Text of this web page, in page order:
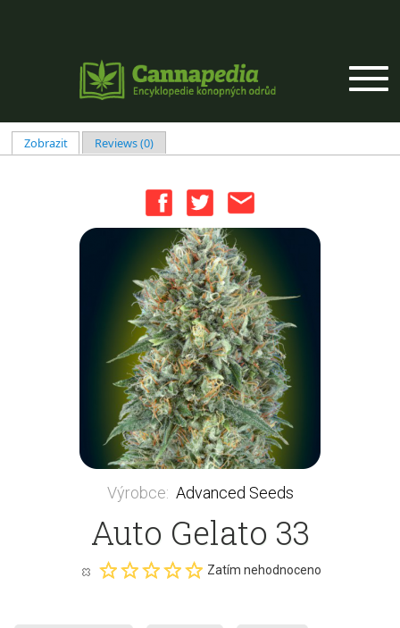
Hlavní záložky
Zobrazit(aktivní záložka)
Reviews (0)
Výrobce: Advanced Seeds
Auto Gelato 33
Zatím nehodnoceno